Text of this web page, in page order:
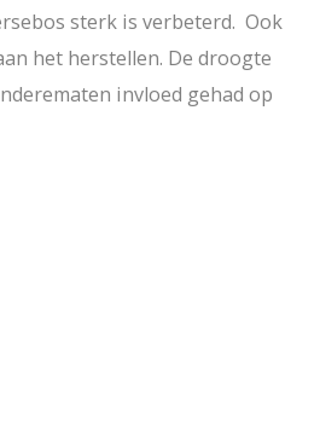
sterk is verbeterd. Ook
het herstellen. De droogte
invloed gehad op